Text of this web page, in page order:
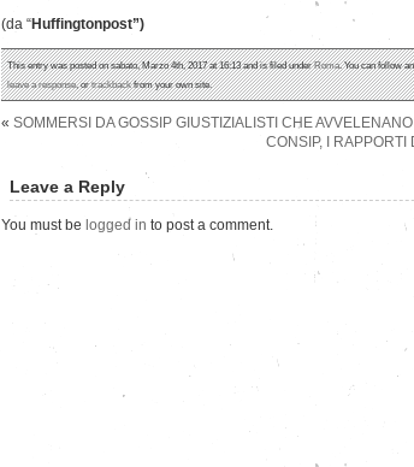
(da “Huffingtonpost”)
This entry was posted on sabato, Marzo 4th, 2017 at 16:13 and is filed underRoma. You can follow
leave a response, ortrackbackfrom your own site.
« SOMMERSI DA GOSSIP GIUSTIZIALISTI CHE
CONSIP, I RAPPORTI
Leave a Reply
You must be logged in to post a comment.